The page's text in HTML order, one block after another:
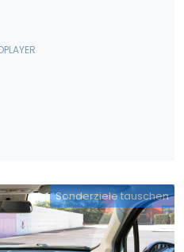
Sonderziele tauschen